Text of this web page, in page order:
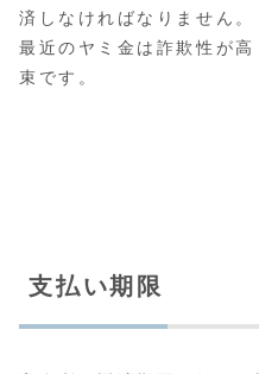
済しなければなりません。
最近のヤミ金は詐欺性が
束です。
支払い期限